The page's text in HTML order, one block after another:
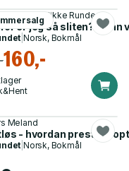
kjærlighet
Melleby, Rikke Runde
er jeg så sliten? - finn
|Norsk, Bokmål
160,-
å bli utnyttet av andre
Meland
- hvordan prestere
|Norsk, Bokmål